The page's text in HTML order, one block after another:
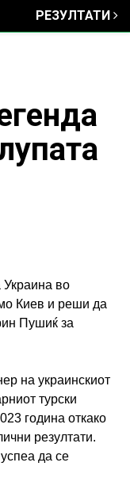
РЕЗУЛТАТИ
Украина во
Киев и реши да
Пушиќ за
на украинскиот
турски
година откако
резултати.
да се